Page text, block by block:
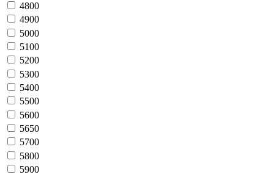
4800
4900
5000
5100
5200
5300
5400
5500
5600
5650
5700
5800
5900